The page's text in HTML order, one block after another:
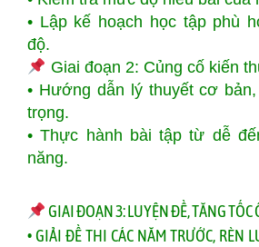
• Lập kế hoạch học tập phù
độ.
Giai đoạn 2: Củng cố kiến
• Hướng dẫn lý thuyết cơ
trọng.
• Thực hành bài tập từ dễ
năng.
GIAI ĐOẠN 3: LUYỆN ĐỀ, TĂNG TỐC
• GIẢI ĐỀ THI CÁC NĂM TRƯỚC, RÈN